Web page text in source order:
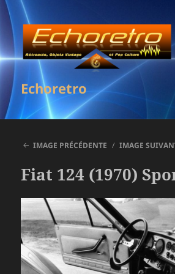
Echoretro
IMAGE PRÉCÉDENTE IMAGE
Fiat 124 (1970)